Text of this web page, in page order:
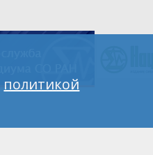
политикой